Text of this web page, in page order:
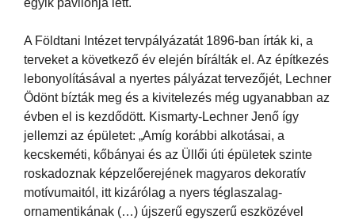
A Földtani Intézet tervpályázatát 1896-ban írták ki, a
terveket a következő év elején bírálták el. Az építkezés
lebonyolításával a nyertes pályázat tervezőjét, Lechner
Ödönt bízták meg és a kivitelezés még ugyanabban az
évben el is kezdődött. Kismarty-Lechner Jenő így
jellemzi az épületet: „Amíg korábbi alkotásai, a
kecskeméti, kőbányai és az Üllői úti épületek szinte
roskadoznak képzelőerejének magyaros dekoratív
motívumaitól, itt kizárólag a nyers téglaszalag-
ornamentikának (…) újszerű egyszerű eszközével